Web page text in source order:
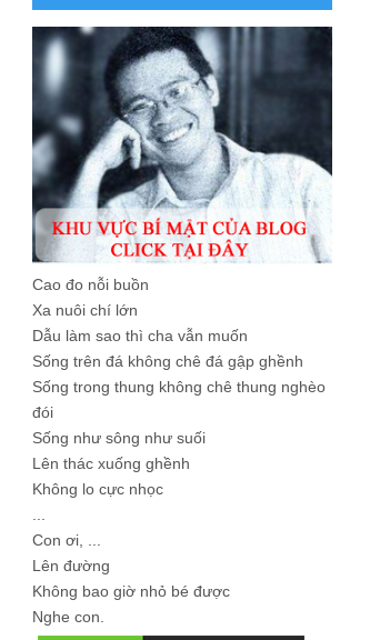
Cao đo nỗi buồn
Xa nuôi chí lớn
Dẫu làm sao thì cha vẫn muốn
Sống trên đá không chê đá gập ghềnh
Sống trong thung không chê thung nghèo
đói
Sống như sông như suối
Lên thác xuống ghềnh
Không lo cực nhọc
Con ơi, ...
Lên đường
Không bao giờ nhỏ bé được
Nghe con.